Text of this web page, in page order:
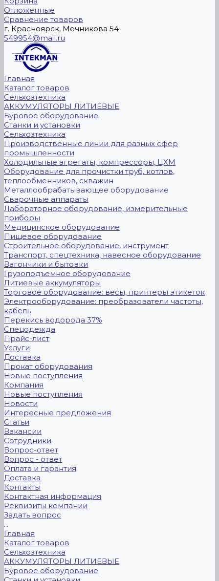
Отложенные
Сравнение товаров
г. Красноярск, Мечникова 54
549954@mail.ru
Главная
Каталог товаров
Сельхозтехника
АККУМУЛЯТОРЫ ЛИТИЕВЫЕ
Буровое оборудование
Станки и установки
Сельхозтехника
Производственные линии для разных сфер
промышленности
Холодильные агрегаты, компрессоры, ЦХМ
Оборудование для прочистки труб, котлов,
теплообменников, скважин
Металлообрабатывающее оборудование
Сварочные аппараты
Лабораторное оборудование, измерительные
приборы
Медицинское оборудование
Пищевое оборудование
Строительное оборудование, инструмент
Транспорт, спецтехника, навесное оборудование
Вагончики и бытовки
Грузоподъемное оборудование
Литиевые аккумуляторы
Торговое оборудование: весы, принтеры этикеток
Электрооборудование: преобразователи частоты,
кабель
Перекись водорода 37%
Спецодежда
Прайс-лист
Услуги
Доставка
Прокат оборудования
Новые поступления
Компания
Новые поступления
Новости
Интересные предложения
Статьи
Вакансии
Сотрудники
Вопрос-ответ
Вопрос - ответ
Оплата и гарантия
Доставка
Контакты
Контактная информация
Реквизиты компании
Задать вопрос
...
Главная
Каталог товаров
Сельхозтехника
АККУМУЛЯТОРЫ ЛИТИЕВЫЕ
Буровое оборудование